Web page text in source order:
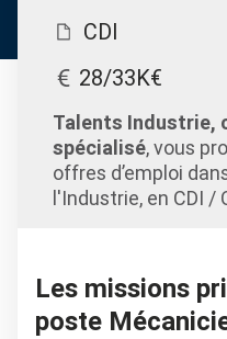
CDI
28/33K€
Talents Industrie,
spécialisé, vous
offres d’emploi
l'Industrie, en CDI /
Les missions
poste